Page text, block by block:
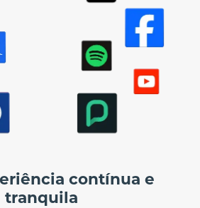
contínua e
tranquila